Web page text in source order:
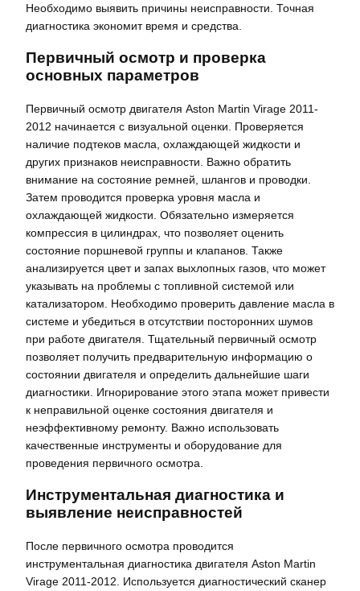
Необходимо выявить причины неисправности. Точная
диагностика экономит время и средства.
Первичный осмотр и проверка
основных параметров
Первичный осмотр двигателя Aston Martin Virage 2011-
2012 начинается с визуальной оценки. Проверяется
наличие подтеков масла, охлаждающей жидкости и
других признаков неисправности. Важно обратить
внимание на состояние ремней, шлангов и проводки.
Затем проводится проверка уровня масла и
охлаждающей жидкости. Обязательно измеряется
компрессия в цилиндрах, что позволяет оценить
состояние поршневой группы и клапанов. Также
анализируется цвет и запах выхлопных газов, что может
указывать на проблемы с топливной системой или
катализатором. Необходимо проверить давление масла в
системе и убедиться в отсутствии посторонних шумов
при работе двигателя. Тщательный первичный осмотр
позволяет получить предварительную информацию о
состоянии двигателя и определить дальнейшие шаги
диагностики. Игнорирование этого этапа может привести
к неправильной оценке состояния двигателя и
неэффективному ремонту. Важно использовать
качественные инструменты и оборудование для
проведения первичного осмотра.
Инструментальная диагностика и
выявление неисправностей
После первичного осмотра проводится
инструментальная диагностика двигателя Aston Martin
Virage 2011-2012. Используется диагностический сканер